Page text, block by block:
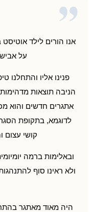
על
פנינו אליו והתחלנו
הניבה תוצאות מדהימות
אתגרים חדשים והוא
לדוגמא, בתקופת
קושי עצום
ובאלימות ברמה
ולא ראינו סוף
היה מאוד מאתגר